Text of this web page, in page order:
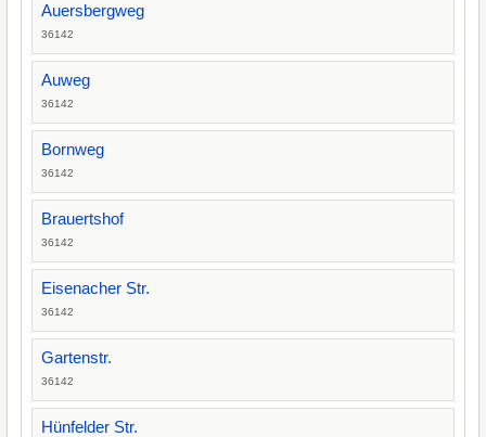
Auersbergweg
36142
Auweg
36142
Bornweg
36142
Brauertshof
36142
Eisenacher Str.
36142
Gartenstr.
36142
Hünfelder Str.